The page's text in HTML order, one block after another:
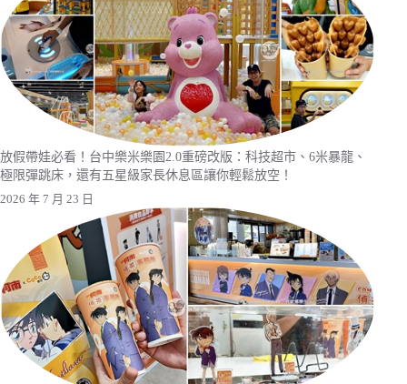
放假帶娃必看！台中樂米樂園2.0重磅改版：科技超市、6米暴龍、
極限彈跳床，還有五星級家長休息區讓你輕鬆放空！
2026 年 7 月 23 日